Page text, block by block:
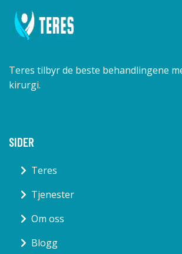
Teres tilbyr de beste behandlingene
kirurgi.
SIDER
Teres
Tjenester
Om oss
Blogg